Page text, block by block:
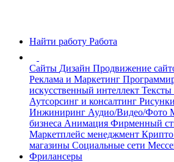
Найти работу Работа
Сайты Дизайн Продвижение
Реклама и Маркетинг
искусственный интеллект Тексты
Аутсорсинг и консалтинг
Инжиниринг Аудио/Видео/Фото
бизнеса Анимация Фирменный
Маркетплейс менеджмент
магазины Социальные сети
Фрилансеры